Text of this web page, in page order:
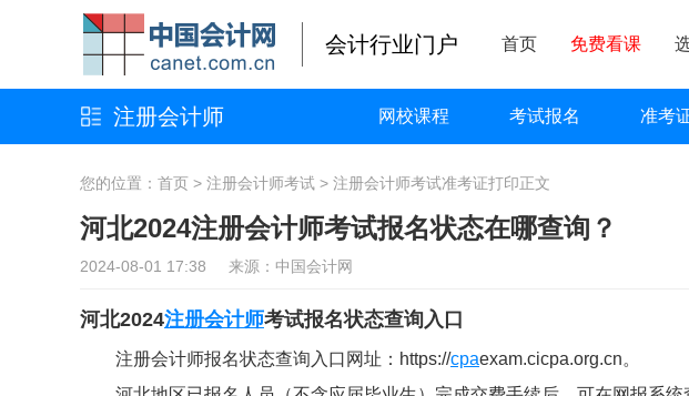
会计行业门户 首页 免费看课
注册会计师 网校课程 考试报名 准考
您的位置： 首页 > 注册会计师考试 > 注册会计师考试准考证打印正文
河北2024注册会计师考试报名状态在哪查询？
2024-08-01 17:38 来源：中国会计网
河北2024注册会计师考试报名状态查询入口
注册会计师报名状态查询入口网址：https://cpaexam.cicpa.org.cn。